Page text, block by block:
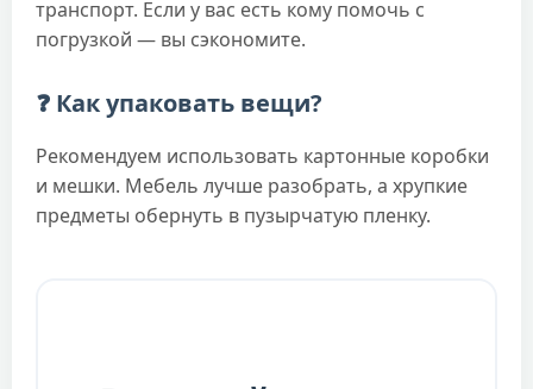
транспорт. Если у вас есть кому помочь с
погрузкой — вы сэкономите.
❓ Как упаковать вещи?
Рекомендуем использовать картонные коробки
и мешки. Мебель лучше разобрать, а хрупкие
предметы обернуть в пузырчатую пленку.